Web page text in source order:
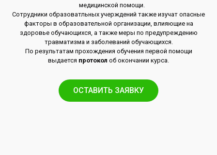
медицинской помощи.
Сотрудники образоватльных учерждений также изучат опасные
факторы в образовательной организации, влияющие на
здоровье обучающихся, а также меры по предупреждению
травматизма и заболеваний обучающихся.
По результатам прохождения обучения первой помощи
выдается протокол об окончании курса.
ОСТАВИТЬ ЗАЯВКУ​